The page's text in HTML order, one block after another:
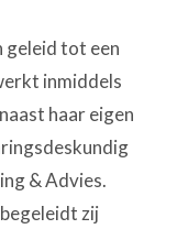
geleid tot een
inmiddels
haar eigen
& Advies.
zij